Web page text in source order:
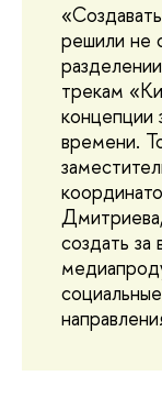
решили не
трекам
концепции
времени.
создать